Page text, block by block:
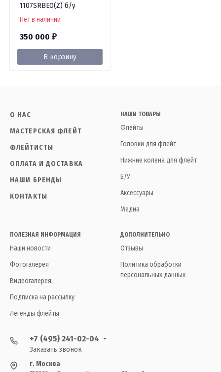
1107SRBEO(Z) б/у
Нет в наличии
350 000 ₽
В корзину
О НАС
МАСТЕРСКАЯ ФЛЕЙТ
ФЛЕЙТИСТЫ
ОПЛАТА И ДОСТАВКА
НАШИ БРЕНДЫ
КОНТАКТЫ
НАШИ ТОВАРЫ
Флейты
Головки для флейт
Нижние колена для флейт
Б/У
Аксессуары
Медиа
ПОЛЕЗНАЯ ИНФОРМАЦИЯ
Наши новости
Фотогалерея
Видеогалерея
Подписка на рассылку
Легенды флейты
ДОПОЛНИТЕЛЬНО
Отзывы
Политика обработки
персональных данных
+7 (495) 241-02-04
Заказать звонок
г. Москва